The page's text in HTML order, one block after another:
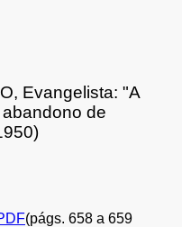
Evangelista: "A
de
(págs. 658 a 659